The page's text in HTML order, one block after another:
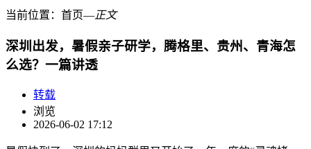
当前位置： 首页―正文
深圳出发，暑假亲子研学，腾格里、贵州、青海怎
么选？一篇讲透
转载
浏览
2026-06-02 17:12